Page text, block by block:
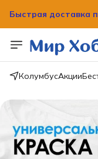
КолумбусАкции